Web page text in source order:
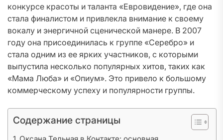
конкурсе красоты и таланта «Евровидение», где она
стала финалистом и привлекла внимание к своему
вокалу и энергичной сценической манере. В 2007
году она присоединилась к группе «Серебро» и
стала одним из ее ярких участников, с которыми
выпустила несколько популярных хитов, таких как
«Мама Люба» и «Опиум». Это привело к большому
коммерческому успеху и популярности группы.
Содержание страницы